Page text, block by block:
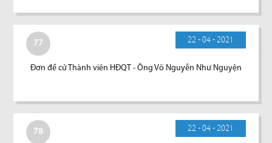
77 22 - 04 - 2021
Đơn đề cử Thành viên HĐQT - Ông Võ Nguyễn Như Nguyện
78 22 - 04 - 2021